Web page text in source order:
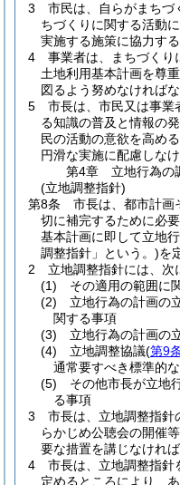
3
市民は、自らがまちづ
ちづくりに関する活動
実施する施策に協力す
4
事業者は、まちづくり
土地利用基本計画を尊
図るよう努めなければな
5
市長は、市民又は事業
る知識の普及と情報の
民の活動の意欲を高め
円滑な実施に配慮しな
第4章
立地行為の
(立地調整指針)
第8条
市長は、都市計画
切に補完するために必
基本計画に即して立地
調整指針」という。)を
2
立地調整指針には、次
(1)
その適用の範囲に
(2)
立地行為の計画の
関する事項
(3)
立地行為の計画の
(4)
立地調整協議(第9
通常要すべき標準的
(5)
その他市長が立地
る事項
3
市長は、立地調整指針
らかじめ公聴会の開催
要な措置を講じなければ
4
市長は、立地調整指針
定めるところにより、